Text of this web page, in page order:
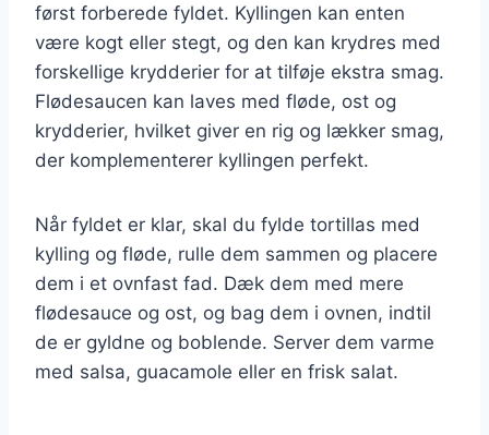
først forberede fyldet. Kyllingen kan enten
være kogt eller stegt, og den kan krydres med
forskellige krydderier for at tilføje ekstra smag.
Flødesaucen kan laves med fløde, ost og
krydderier, hvilket giver en rig og lækker smag,
der komplementerer kyllingen perfekt.
Når fyldet er klar, skal du fylde tortillas med
kylling og fløde, rulle dem sammen og placere
dem i et ovnfast fad. Dæk dem med mere
flødesauce og ost, og bag dem i ovnen, indtil
de er gyldne og boblende. Server dem varme
med salsa, guacamole eller en frisk salat.